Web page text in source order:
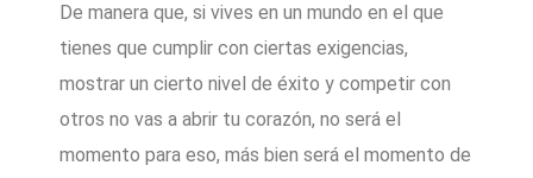
De manera que, si vives en un mundo en el que
tienes que cumplir con ciertas exigencias,
mostrar un cierto nivel de éxito y competir con
otros no vas a abrir tu corazón, no será el
momento para eso, más bien será el momento de